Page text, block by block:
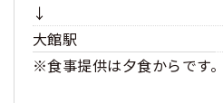
↓
大館駅
※食事提供は夕食からです。